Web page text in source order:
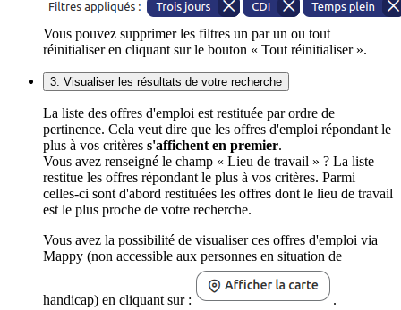
Vous pouvez supprimer les filtres un par un ou tout
réinitialiser en cliquant sur le bouton « Tout réinitialiser ».
3. Visualiser les résultats de votre recherche
La liste des offres d'emploi est restituée par ordre de
pertinence. Cela veut dire que les offres d'emploi répondant le
plus à vos critères s'affichent en premier.
Vous avez renseigné le champ « Lieu de travail » ? La liste
restitue les offres répondant le plus à vos critères. Parmi
celles-ci sont d'abord restituées les offres dont le lieu de travail
est le plus proche de votre recherche.
Vous avez la possibilité de visualiser ces offres d'emploi via
Mappy (non accessible aux personnes en situation de
handicap) en cliquant sur :
.